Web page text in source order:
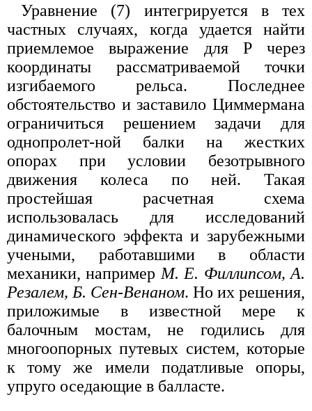
Уравнение (7) интегрируется в тех
частных случаях, когда удается найти
приемлемое выражение для Р через
координаты рассматриваемой точки
изгибаемого рельса. Последнее
обстоятельство и заставило Циммермана
ограничиться решением задачи для
однопролет-ной балки на жестких
опорах при условии безотрывного
движения колеса по ней. Такая
простейшая расчетная схема
использовалась для исследований
динамического эффекта и зарубежными
учеными, работавшими в области
механики, например М. Е. Филлипсом, А.
Резалем, Б. Сен-Венаном. Но их решения,
приложимые в известной мере к
балочным мостам, не годились для
многоопорных путевых систем, которые
к тому же имели податливые опоры,
упруго оседающие в балласте.